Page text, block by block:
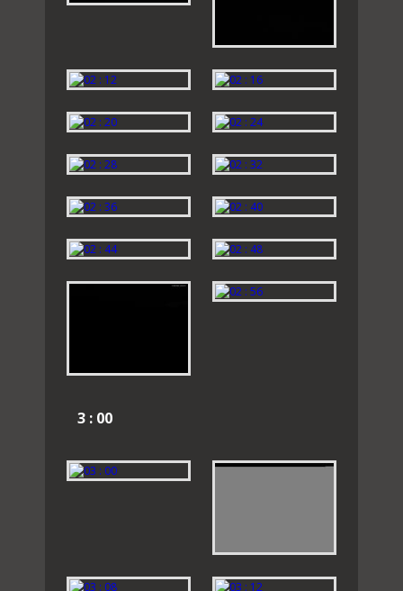
3 : 00